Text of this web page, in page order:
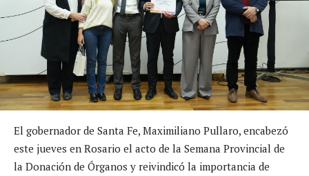
El gobernador de Santa Fe, Maximiliano Pullaro, encabezó
este jueves en Rosario el acto de la Semana Provincial de
la Donación de Órganos y reivindicó la importancia de